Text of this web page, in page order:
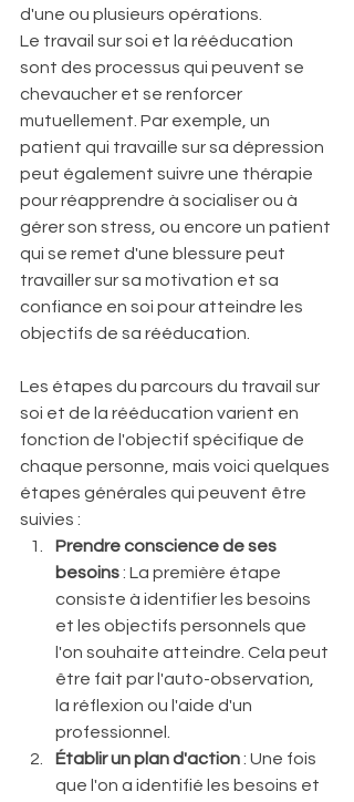
d'une ou plusieurs opérations.
Le travail sur soi et la rééducation
sont des processus qui peuvent se
chevaucher et se renforcer
mutuellement. Par exemple, un
patient qui travaille sur sa dépression
peut également suivre une thérapie
pour réapprendre à socialiser ou à
gérer son stress, ou encore un patient
qui se remet d'une blessure peut
travailler sur sa motivation et sa
confiance en soi pour atteindre les
objectifs de sa rééducation.
Les étapes du parcours du travail sur
soi et de la rééducation varient en
fonction de l'objectif spécifique de
chaque personne, mais voici quelques
étapes générales qui peuvent être
suivies :
Prendre conscience de ses
besoins : La première étape
consiste à identifier les besoins
et les objectifs personnels que
l'on souhaite atteindre. Cela peut
être fait par l'auto-observation,
la réflexion ou l'aide d'un
professionnel.
Établir un plan d'action : Une fois
que l'on a identifié les besoins et